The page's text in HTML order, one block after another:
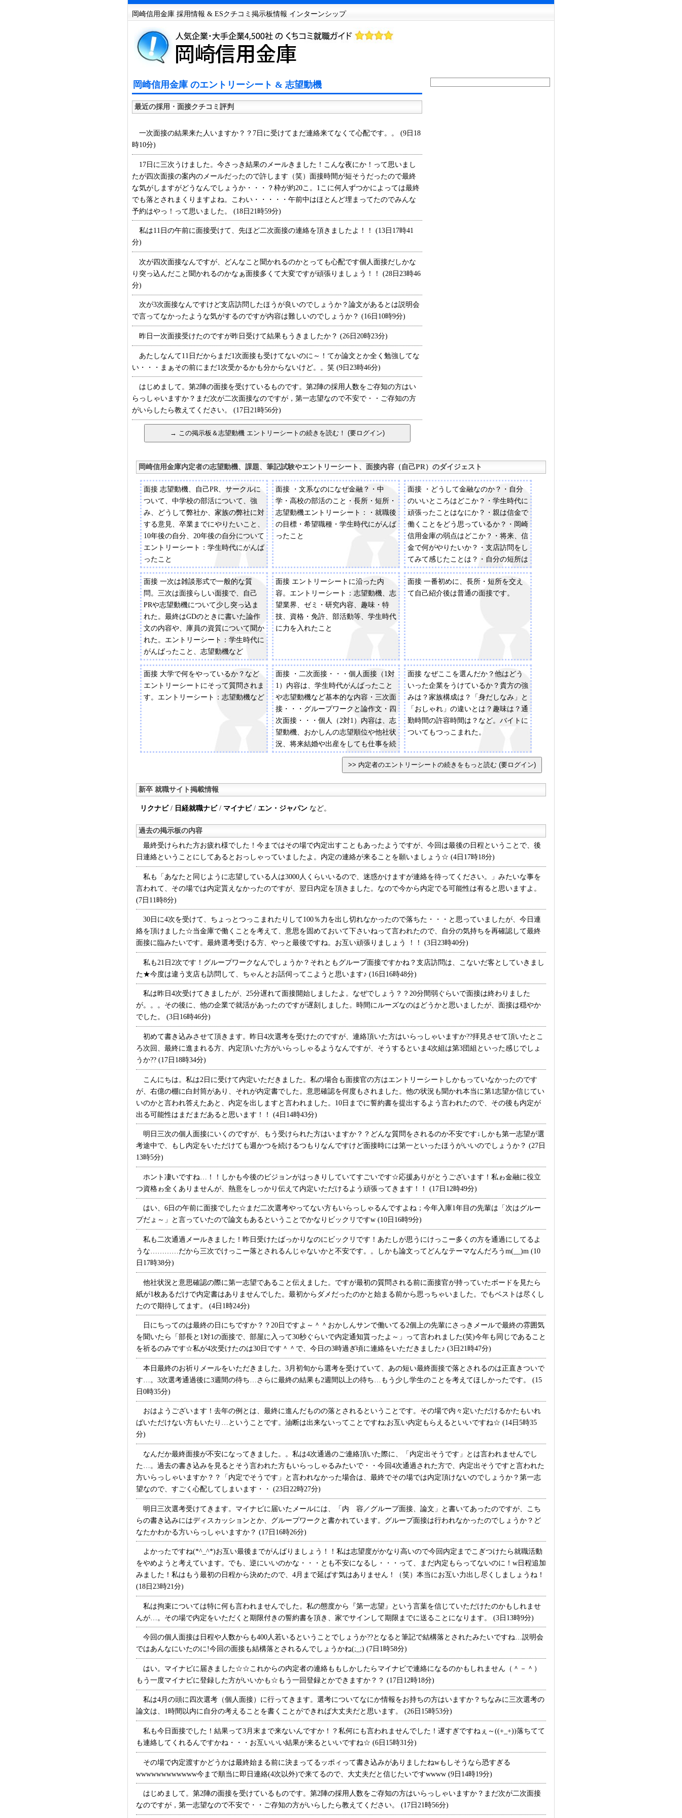
岡崎信用金庫 採用情報 & ESクチコミ掲示板情報 インターンシップ
岡崎信用金庫 のエントリーシート & 志望動機
最近の採用・面接クチコミ評判
一次面接の結果来た人いますか？？7日に受けてまだ連絡来てなくて心配です。。 (9日18
時10分)
17日に三次うけました。今さっき結果のメールきました！こんな夜にか！って思いまし
たが四次面接の案内のメールだったので許します（笑）面接時間が短そうだったので最終
な気がしますがどうなんでしょうか・・・？枠が約20こ。1こに何人ずつかによっては最終
でも落とされまくりますよね。こわい・・・・・午前中はほとんど埋まってたのでみんな
予約はやっ！って思いました。 (18日21時59分)
私は11日の午前に面接受けて、先ほど二次面接の連絡を頂きましたよ！！ (13日17時41
分)
次が四次面接なんですが、どんなこと聞かれるのかとっても心配です個人面接だしかな
り突っ込んだこと聞かれるのかなぁ面接多くて大変ですが頑張りましょう！！ (28日23時46
分)
次が3次面接なんですけど支店訪問したほうが良いのでしょうか？論文があるとは説明会
で言ってなかったような気がするのですが内容は難しいのでしょうか？ (16日10時9分)
昨日一次面接受けたのですが昨日受けて結果もうきましたか？ (26日20時23分)
あたしなんて11日だからまだ1次面接も受けてないのに～！てか論文とか全く勉強してな
い・・・まぁその前にまだ1次受かるかも分からないけど。。笑 (9日23時46分)
はじめまして。第2陣の面接を受けているものです。第2陣の採用人数をご存知の方はい
らっしゃいますか？まだ次が二次面接なのですが，第一志望なので不安で・・ご存知の方
がいらしたら教えてください。 (17日21時56分)
岡崎信用金庫内定者の志望動機、課題、筆記試験やエントリーシート、面接内容（自己PR）のダイジェスト
面接 志望動機、自己PR、サークルに
ついて、中学校の部活について、強
み、どうして弊社か、家族の弊社に対
する意見、卒業までにやりたいこと、
10年後の自分、20年後の自分について
エントリーシート：学生時代にがんば
ったこと
面接 ・文系なのになぜ金融？・中
学・高校の部活のこと・長所・短所・
志望動機エントリーシート：・就職後
の目標・希望職種・学生時代にがんば
ったこと
面接 ・どうして金融なのか？・自分
のいいところはどこか？・学生時代に
頑張ったことはなにか？・親は信金で
働くことをどう思っているか？・岡崎
信用金庫の弱点はどこか？・将来、信
金で何がやりたいか？・支店訪問をし
てみて感じたことは？・自分の短所は
どこ？・何か質問はある？エントリー
シート：学生時代に頑張ったことはな
にか？そこから得たものはなにか？
面接 一次は雑談形式で一般的な質
問。三次は面接らしい面接で、自己
PRや志望動機について少し突っ込ま
れた。最終はGDのときに書いた論作
文の内容や、庫員の資質について聞か
れた。エントリーシート：学生時代に
がんばったこと、志望動機など
面接 エントリーシートに沿った内
容。エントリーシート：志望動機、志
望業界、ゼミ・研究内容、趣味・特
技、資格・免許、部活動等、学生時代
に力を入れたこと
面接 一番初めに、長所・短所を交え
て自己紹介後は普通の面接です。
面接 大学で何をやっているか？など
エントリーシートにそって質問されま
す。エントリーシート：志望動機など
面接 ・二次面接・・・個人面接（1対
1）内容は、学生時代がんばったこと
や志望動機など基本的な内容・三次面
接・・・グループワークと論作文・四
次面接・・・個人（2対1）内容は、志
望動機、おかしんの志望順位や他社状
況、将来結婚や出産をしても仕事を続
けるか、今後の金融機関に必要なこと
は何か、家族について、就職すること
時間も5分程度でその場で内定をいた
だけた。エントリーシート：志望動機
や、入庫後の目標、大学生活で力を入
れてきたこと（なぜそれに力を入れた
か、どのようにがんばったか、その結
果何を得たか）
面接 なぜここを選んだか？他はどう
いった企業をうけているか？貴方の強
みは？家族構成は？「身だしなみ」と
「おしゃれ」の違いとは？趣味は？通
勤時間の許容時間は？など。バイトに
ついてもつっこまれた。
新卒 就職サイト掲載情報
リクナビ/ 日経就職ナビ/ マイナビ/ エン・ジャパン など。
過去の掲示板の内容
最終受けられた方お疲れ様でした！今まではその場で内定出すこともあったようですが、今回は最後の日程ということで、後
日連絡ということにしてあるとおっしゃっていましたよ。内定の連絡が来ることを願いましょう☆ (4日17時18分)
私も「あなたと同じように志望している人は3000人くらいいるので、迷惑かけますが連絡を待ってください。」みたいな事を
言われて、その場では内定貰えなかったのですが、翌日内定を頂きました。なので今から内定でる可能性は有ると思いますよ。
(7日11時8分)
30日に4次を受けて、ちょっとつっこまれたりして100％力を出し切れなかったので落ちた・・・と思っていましたが、今日連
絡を頂けました☆当金庫で働くことを考えて、意思を固めておいて下さいねって言われたので、自分の気持ちを再確認して最終
面接に臨みたいです。最終選考受ける方、やっと最後ですね。お互い頑張りましょう ！！ (3日23時40分)
私も21日2次です！グループワークなんでしょうか？それともグループ面接ですかね？支店訪問は、こないだ客としていきまし
た★今度は違う支店も訪問して、ちゃんとお話伺ってこようと思います♪ (16日16時48分)
私は昨日4次受けてきましたが、25分遅れて面接開始しましたよ。なぜでしょう？？20分間弱ぐらいで面接は終わりました
が。。。その後に、他の企業で就活があったのですが遅刻しました。時間にルーズなのはどうかと思いましたが、面接は穏やか
でした。 (3日16時46分)
初めて書き込みさせて頂きます。昨日4次選考を受けたのですが、連絡頂いた方はいらっしゃいますか??拝見させて頂いたとこ
ろ次回、最終に進まれる方、内定頂いた方がいらっしゃるようなんですが、そうするといま4次組は第3団組といった感じでしょ
うか?? (17日18時34分)
こんにちは。私は2日に受けて内定いただきました。私の場合も面接官の方はエントリーシートしかもっていなかったのです
が、右億の棚に白封筒があり、それが内定書でした。意思確認を何度もされました。他の状況も聞かれ本当に第1志望か信じてい
いのかと言われ答えたあと、内定を出しますと言われました。10日までに誓約書を提出するよう言われたので、その後も内定が
出る可能性はまだまだあると思います！！ (4日14時43分)
明日三次の個人面接にいくのですが、もう受けられた方はいますか？？どんな質問をされるのか不安です↓しかも第一志望が選
考途中で、もし内定をいただけても週かつを続けるつもりなんですけど面接時には第一といったほうがいいのでしょうか？ (27日
13時5分)
ホント凄いですね…！！しかも今後のビジョンがはっきりしていてすごいです☆応援ありがとうございます！私ゎ金融に役立
つ資格ゎ全くありませんが、熱意をしっかり伝えて内定いただけるよう頑張ってきます！！ (17日12時49分)
はい、6日の午前に面接でした☆まだ二次選考やってない方もいらっしゃるんですよね；今年入庫1年目の先輩は「次はグルー
プだょ～」と言っていたので論文もあるということでかなりビックリですw (10日16時9分)
私も二次通過メールきました！昨日受けたばっかりなのにビックリです！あたしが思うにけっこー多くの方を通過にしてるよ
うな…………だから三次でけっこー落とされるんじゃないかと不安です。。しかも論文ってどんなテーマなんだろうm(__)m (10
日17時38分)
他社状況と意思確認の際に第一志望であること伝えました。ですが最初の質問される前に面接官が持っていたボードを見たら
紙が1枚あるだけで内定書はありませんでした。最初からダメだったのかと始まる前から思っちゃいました。でもベストは尽くし
たので期待してます。 (4日1時24分)
日にちってのは最終の日にちですか？？20日ですよ～＾＾おかしんサンで働いてる2個上の先輩にさっきメールで最終の雰囲気
を聞いたら「部長と1対1の面接で、部屋に入って30秒ぐらいで内定通知貰ったよ～」って言われました(笑)今年も同じであること
を祈るのみです☆私が4次受けたのは30日です＾＾で、今日の3時過ぎ頃に連絡をいただきました♪ (3日21時47分)
本日最終のお祈りメールをいただきました。3月初旬から選考を受けていて、あの短い最終面接で落とされるのは正直きついで
す…。3次選考通過後に3週間の待ち…さらに最終の結果も2週間以上の待ち…もう少し学生のことを考えてほしかったです。 (15
日0時35分)
おはようございます！去年の例とは、最終に進んだものの落とされるということです。その場で内々定いただけるかたもいれ
ばいただけない方もいたり…ということです。油断は出来ないってことですね;お互い内定もらえるといいですね☆ (14日5時35
分)
なんだか最終面接が不安になってきました。。私は4次通過のご連絡頂いた際に、「内定出そうです」とは言われませんでし
た…。過去の書き込みを見るとそう言われた方もいらっしゃるみたいで・・今回4次通過された方で、内定出そうですと言われた
方いらっしゃいますか？？「内定でそうです」と言われなかった場合は、最終でその場では内定頂けないのでしょうか？第一志
望なので、すごく心配してしまいます・・ (23日22時27分)
明日三次選考受けてきます。マイナビに届いたメールには、「内 容／グループ面接、論文」と書いてあったのですが、こち
らの書き込みにはディスカッションとか、グループワークと書かれています。グループ面接は行われなかったのでしょうか？ど
なたかわかる方いらっしゃいますか？ (17日16時26分)
よかったですね(*^_^*)お互い最後までがんばりましょう！！私は志望度がかなり高いので今回内定までこぎつけたら就職活動
をやめようと考えています。でも、逆にいいのかな・・・とも不安になるし・・・って、まだ内定もらってないのに！w日程追加
みました！私はもう最初の日程から決めたので、4月まで延ばす気はありません！（笑）本当にお互い力出し尽くしましょうね！
(18日23時21分)
私は拘束については特に何も言われませんでした。私の態度から『第一志望』という言葉を信じていただけたのかもしれませ
んが…。その場で内定をいただくと期限付きの誓約書を頂き、家でサインして期限までに送ることになります。 (3日13時9分)
今回の個人面接は日程や人数からも400人若いるということでしょうか??となると筆記で結構落とされたみたいですね…説明会
ではあんなにいたのに!今回の面接も結構落とされるんでしょうかね(;_;) (7日1時58分)
はい。マイナビに届きました☆☆これからの内定者の連絡ももしかしたらマイナビで連絡になるのかもしれません（＾－＾）
もう一度マイナビに登録した方がいいかも☆もう一回登録とかできますか？？ (17日12時18分)
私は4月の頭に四次選考（個人面接）に行ってきます。選考についてなにか情報をお持ちの方はいますか？ちなみに三次選考の
論文は、1時間以内に自分の考えることを書くことができれば大丈夫だと思います。 (26日15時53分)
私も今日面接でした！結果って3月末まで来ないんですか！？私何にも言われませんでした！遅すぎですねぇ～((+_+))落ちてて
も連絡してくれるんですかね・・・お互いいい結果が来るといいですね☆ (6日15時31分)
その場で内定渡すかどうかは最終始まる前に決まってるッポィって書き込みがありましたねwもしそうなら恐すぎる
wwwwwwwwwwww今まで順当に即日連絡(4次以外)で来てるので、大丈夫だと信じたいですwwww (9日14時19分)
はじめまして。第2陣の面接を受けているものです。第2陣の採用人数をご存知の方はいらっしゃいますか？まだ次が二次面接
なのですが，第一志望なので不安で・・ご存知の方がいらしたら教えてください。 (17日21時56分)